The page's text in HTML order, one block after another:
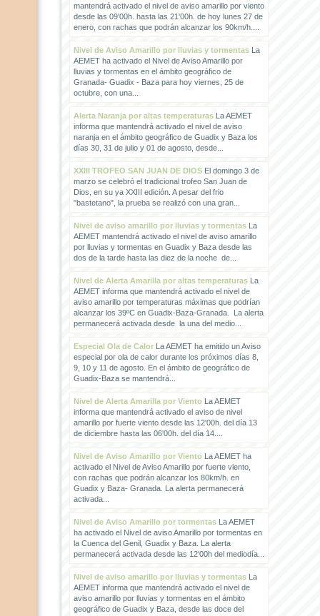
mantendrá activado el nivel de aviso amarillo por viento
desde las 09'00h. hasta las 21'00h. de hoy lunes 27 de
enero, con rachas que podrán alcanzar los 90km/h....
Nivel de Aviso Amarillo por lluvias y tormentasLa
AEMET ha activado el Nivel de Aviso Amarillo por
lluvias y tormentas en el ámbito geográfico de
Granada- Guadix - Baza para hoy viernes, 25 de
octubre, con una...
Alerta Naranja por altas temperaturasLa AEMET
informa que mantendrá activado el nivel de aviso
naranja en el ámbito geográfico de Guadix y Baza los
días 30, 31 de julio y 01 de agosto, desde...
XXIII TROFEO SAN JUAN DE DIOSEl domingo 3 de
marzo se celebró el tradicional trofeo San Juan de
Dios, en su ya XXIII edición. A pesar del frio
"bastetano", la prueba se realizó con una gran...
Nivel de aviso amarillo por lluvias y tormentasLa
AEMET mantendrá activado el nivel de aviso amarillo
por lluvias y tormentas en Guadix y Baza desde las
dos de la tarde hasta las diez de la noche de...
Nivel de Alerta Amarilla por altas temperaturasLa
AEMET informa que mantendrá activado el nivel de
aviso amarillo por temperaturas máximas que podrían
alcanzar los 39ºC en Guadix-Baza-Granada. La alerta
permanecerá activada desde la una del medio...
Especial Ola de CalorLa AEMET ha emitido un Aviso
especial por ola de calor durante los próximos días 8,
9, 10 y 11 de agosto. En el ámbito de geográfico de
Guadix-Baza se mantendrá...
Nivel de Alerta Amarilla por VientoLa AEMET
informa que mantendrá activado el aviso de nivel
amarillo por fuerte viento desde las 12'00h. del día 13
de diciembre hasta las 06'00h. del día 14....
Nivel de Aviso Amarillo por VientoLa AEMET ha
activado el Nivel de Aviso Amarillo por fuerte viento,
con rachas que podrán alcanzar los 80km/h. en
Guadix y Baza- Granada. La alerta permanecerá
activada...
Nivel de Aviso Amarillo por tormentasLa AEMET
ha activado el Nivel de aviso Amarillo por tormentas en
la Cuenca del Genil, Guadix y Baza. La alerta
permanecerá activada desde las 12'00h del mediodía...
Nivel de aviso amarillo por lluvias y tormentasLa
AEMET informa que mantendrá activado el nivel de
aviso amarillo por lluvias y tormentas en el ámbito
geográfico de Guadix y Baza, desde las doce del